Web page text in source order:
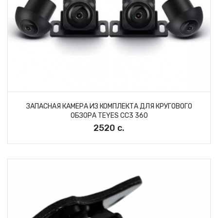
ЗАПАСНАЯ КАМЕРА ИЗ КОМПЛЕКТА ДЛЯ КРУГОВОГО
ОБЗОРА TEYES СС3 360
2520 с.